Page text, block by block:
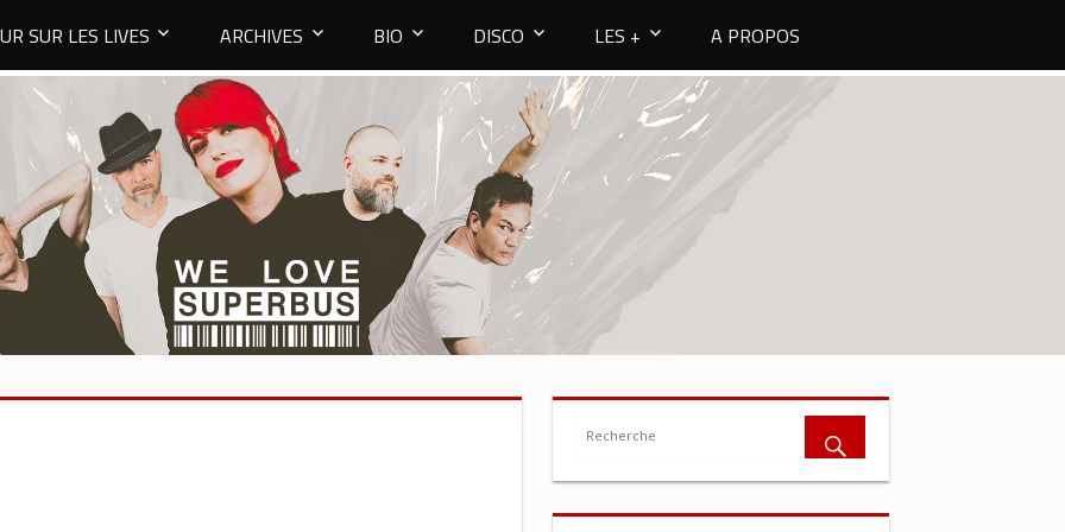
SUR LES LIVES ARCHIVES BIO DISCO LES + A PROPOS